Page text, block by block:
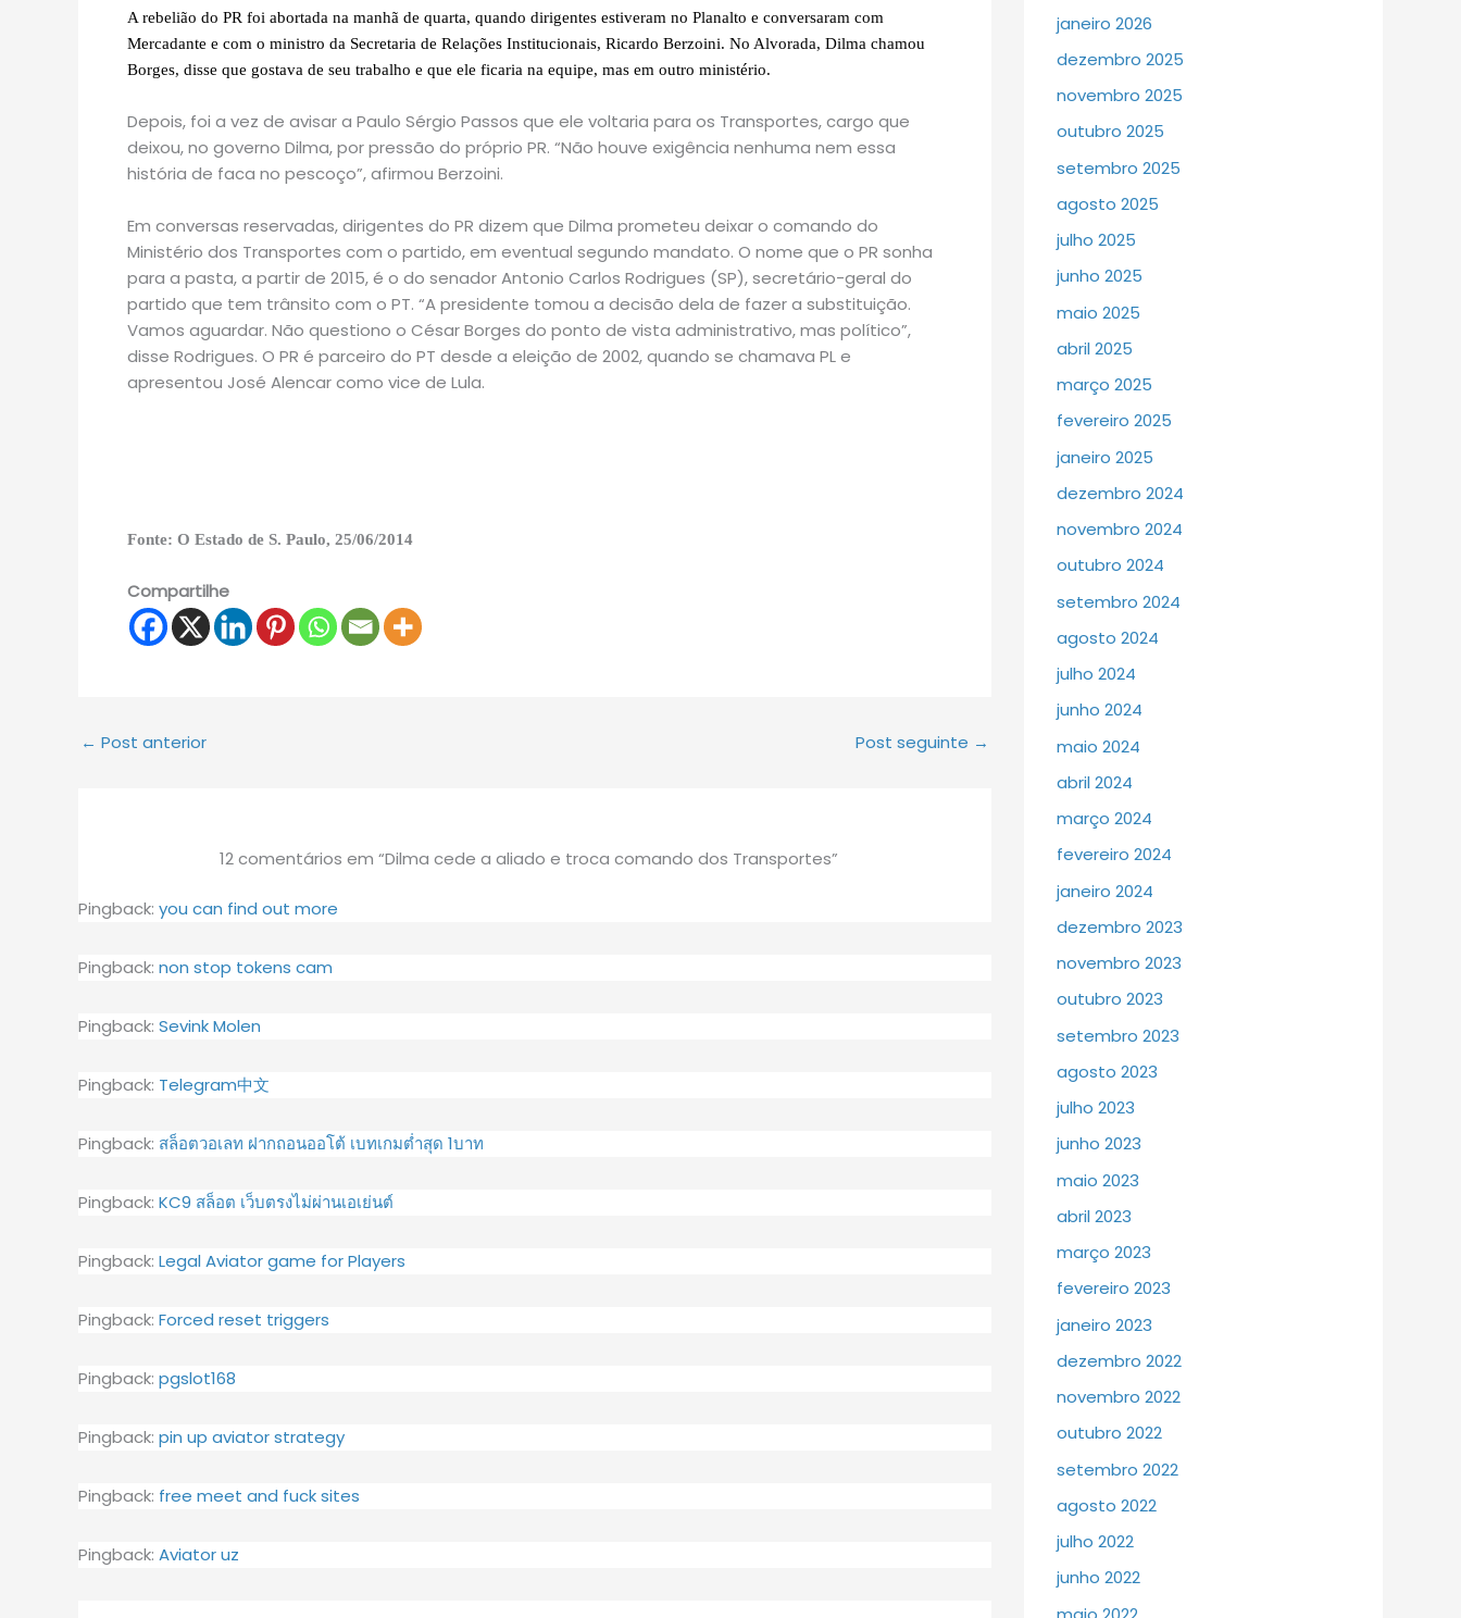
A rebelião do PR foi abortada na manhã de quarta, quando dirigentes estiveram no Planalto e conversaram com
Mercadante e com o ministro da Secretaria de Relações Institucionais, Ricardo Berzoini. No Alvorada, Dilma chamou
Borges, disse que gostava de seu trabalho e que ele ficaria na equipe, mas em outro ministério.
Depois, foi a vez de avisar a Paulo Sérgio Passos que ele voltaria para os Transportes, cargo que
deixou, no governo Dilma, por pressão do próprio PR. “Não houve exigência nenhuma nem essa
história de faca no pescoço”, afirmou Berzoini.
Em conversas reservadas, dirigentes do PR dizem que Dilma prometeu deixar o comando do
Ministério dos Transportes com o partido, em eventual segundo mandato. O nome que o PR sonha
para a pasta, a partir de 2015, é o do senador Antonio Carlos Rodrigues (SP), secretário-geral do
partido que tem trânsito com o PT. “A presidente tomou a decisão dela de fazer a substituição.
Vamos aguardar. Não questiono o César Borges do ponto de vista administrativo, mas político”,
disse Rodrigues. O PR é parceiro do PT desde a eleição de 2002, quando se chamava PL e
apresentou José Alencar como vice de Lula.
Fonte: O Estado de S. Paulo, 25/06/2014
Compartilhe
← Post anterior Post seguinte →
12 comentários em “Dilma cede a aliado e troca comando dos Transportes”
Pingback: you can find out more
Pingback: non stop tokens cam
Pingback: Sevink Molen
Pingback: Telegram中文
Pingback: สล็อตวอเลท ฝากถอนออโต้ เบทเกมต่ำสุด 1บาท
Pingback: KC9 สล็อต เว็บตรงไม่ผ่านเอเย่นต์
Pingback: Legal Aviator game for Players
Pingback: Forced reset triggers
Pingback: pgslot168
Pingback: pin up aviator strategy
Pingback: free meet and fuck sites
Pingback: Aviator uz
janeiro 2026
dezembro 2025
novembro 2025
outubro 2025
setembro 2025
agosto 2025
julho 2025
junho 2025
maio 2025
abril 2025
março 2025
fevereiro 2025
janeiro 2025
dezembro 2024
novembro 2024
outubro 2024
setembro 2024
agosto 2024
julho 2024
junho 2024
maio 2024
abril 2024
março 2024
fevereiro 2024
janeiro 2024
dezembro 2023
novembro 2023
outubro 2023
setembro 2023
agosto 2023
julho 2023
junho 2023
maio 2023
abril 2023
março 2023
fevereiro 2023
janeiro 2023
dezembro 2022
novembro 2022
outubro 2022
setembro 2022
agosto 2022
julho 2022
junho 2022